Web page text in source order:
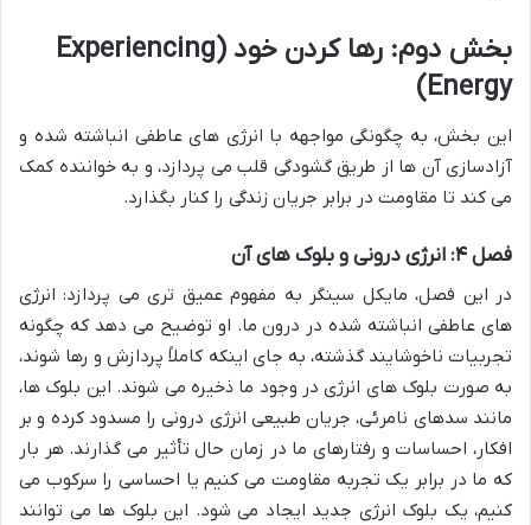
بخش دوم: رها کردن خود (Experiencing
Energy)
این بخش، به چگونگی مواجهه با انرژی های عاطفی انباشته شده و
آزادسازی آن ها از طریق گشودگی قلب می پردازد، و به خواننده کمک
می کند تا مقاومت در برابر جریان زندگی را کنار بگذارد.
فصل ۴: انرژی درونی و بلوک های آن
در این فصل، مایکل سینگر به مفهوم عمیق تری می پردازد: انرژی
های عاطفی انباشته شده در درون ما. او توضیح می دهد که چگونه
تجربیات ناخوشایند گذشته، به جای اینکه کاملاً پردازش و رها شوند،
به صورت بلوک های انرژی در وجود ما ذخیره می شوند. این بلوک ها،
مانند سدهای نامرئی، جریان طبیعی انرژی درونی را مسدود کرده و بر
افکار، احساسات و رفتارهای ما در زمان حال تأثیر می گذارند. هر بار
که ما در برابر یک تجربه مقاومت می کنیم یا احساسی را سرکوب می
کنیم، یک بلوک انرژی جدید ایجاد می شود. این بلوک ها می توانند